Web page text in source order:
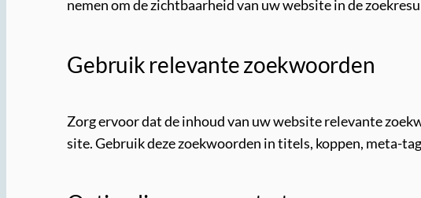
nemen om de zichtbaarheid van uw website in de
Gebruik relevante zoekwoorden
Zorg ervoor dat de inhoud van uw website relevante
site. Gebruik deze zoekwoorden in titels, koppen, meta-